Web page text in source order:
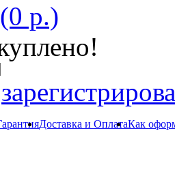
р.)
Доставка и ОплатаКак